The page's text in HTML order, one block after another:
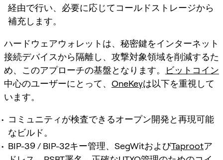
経由で行い、必要に応じてコールドストレージから
補充します。
ハードウェアウォレットは、秘密鍵をインターネット
接続デバイスから隔離し、攻撃対象領域を削減するた
め、このアプローチの基盤となります。
ビットコイン
中心のユーザーにとって、 OneKeyは以下を重視して
います。
コミュニティが検査できるオープン開発と再現可能
なビルド。
BIP-39 / BIP-32キー管理、SegWitおよびTaprootア